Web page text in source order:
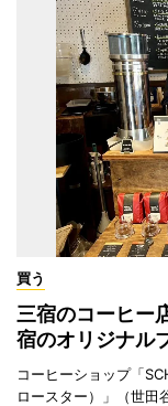
買う
三宿のコーヒー
宿のオリジナル
コーヒーショップ「
ロースター）」（世田